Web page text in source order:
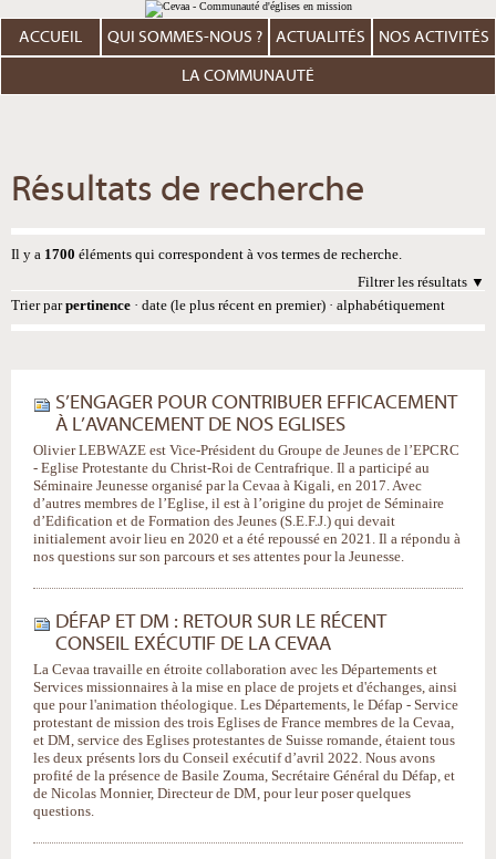
au
contenu.
Aller
personnels
ACCUEIL QUI SOMMES-NOUS ? ACTUALITÉS NOS ACTIVITÉS
LA COMMUNAUTÉ
Résultats de recherche
Il y a 1700 éléments qui correspondent à vos termes de recherche.
Filtrer les résultats
Trier par pertinence · date (le plus récent en premier) · alphabétiquement
S’ENGAGER POUR CONTRIBUER EFFICACEMENT
À L’AVANCEMENT DE NOS EGLISES
Olivier LEBWAZE est Vice-Président du Groupe de Jeunes de l’EPCRC
- Eglise Protestante du Christ-Roi de Centrafrique. Il a participé au
Séminaire Jeunesse organisé par la Cevaa à Kigali, en 2017. Avec
d’autres membres de l’Eglise, il est à l’origine du projet de Séminaire
d’Edification et de Formation des Jeunes (S.E.F.J.) qui devait
initialement avoir lieu en 2020 et a été repoussé en 2021. Il a répondu à
nos questions sur son parcours et ses attentes pour la Jeunesse.
DÉFAP ET DM : RETOUR SUR LE RÉCENT
CONSEIL EXÉCUTIF DE LA CEVAA
La Cevaa travaille en étroite collaboration avec les Départements et
Services missionnaires à la mise en place de projets et d'échanges, ainsi
que pour l'animation théologique. Les Départements, le Défap - Service
protestant de mission des trois Eglises de France membres de la Cevaa,
et DM, service des Eglises protestantes de Suisse romande, étaient tous
les deux présents lors du Conseil exécutif d’avril 2022. Nous avons
profité de la présence de Basile Zouma, Secrétaire Général du Défap, et
de Nicolas Monnier, Directeur de DM, pour leur poser quelques
questions.